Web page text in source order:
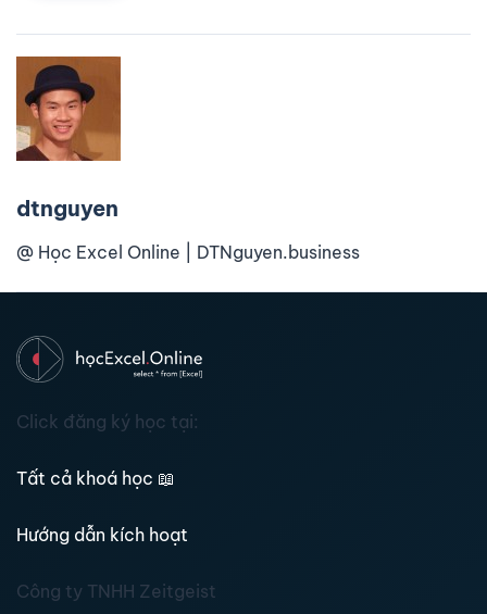
dtnguyen
@ Học Excel Online | DTNguyen.business
Click đăng ký học tại:
Tất cả khoá học 📖
Hướng dẫn kích hoạt
Công ty TNHH Zeitgeist